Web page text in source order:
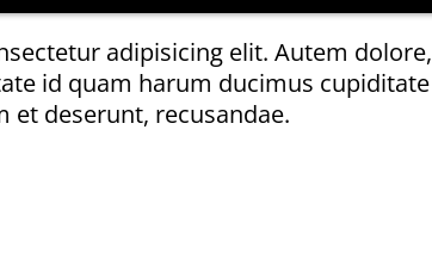
adipisicing elit. Autem dolore,
id quam harum ducimus cupiditate
et deserunt, recusandae.